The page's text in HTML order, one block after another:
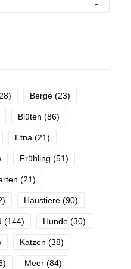
Berge (23)
Blüten (86)
Etna (21)
Frühling (51)
(21)
Haustiere (90)
(144) Hunde (30)
Katzen (38)
Meer (84)